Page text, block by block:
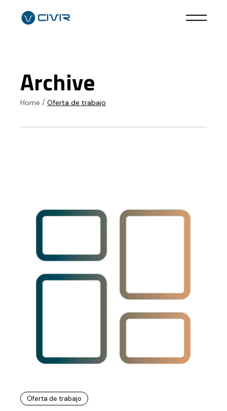
Archive
Home Oferta de trabajo
Oferta de trabajo